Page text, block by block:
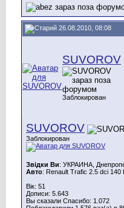
26.08.2010, 08:08
SUVOROV
Заблокирован
SUVOROV
Заблокирован
Звідки Ви: УКРАИНА,
Авто: Renault Trafic 2.5 dci 140
Вік: 51
Дописи: 5.643
Вы сказали Спасибо: 1.072